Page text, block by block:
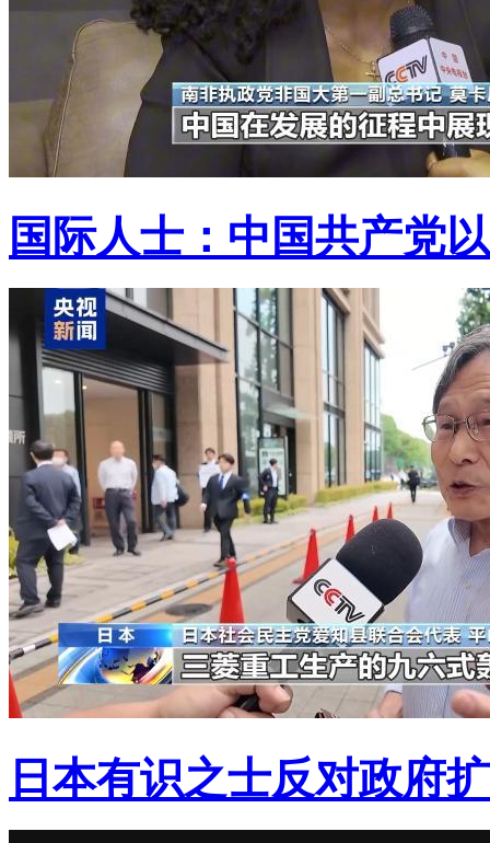
国际人士：中国共产党
日本有识之士反对政府